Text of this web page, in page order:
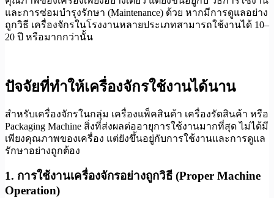
และการซ่อมบำรุงรักษา (Maintenance) ด้วย หากมีการดูแลอย่าง
ถูกวิธี เครื่องจักรในโรงงานหลายประเภทสามารถใช้งานได้ 10–
20 ปี หรือมากกว่านั้น
ปัจจัยที่ทำให้เครื่องจักรใช้งานได้นาน
สำหรับเครื่องจักรในกลุ่ม เครื่องแพ็คสินค้า เครื่องรัดสินค้า หรือ
Packaging Machine สิ่งที่ส่งผลต่ออายุการใช้งานมากที่สุด ไม่ได้มี
เพียงคุณภาพของเครื่อง แต่ยังขึ้นอยู่กับการใช้งานและการดูแล
รักษาอย่างถูกต้อง
1. การใช้งานเครื่องจักรอย่างถูกวิธี (Proper Machine
Operation)